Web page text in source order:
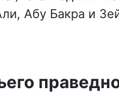
Абу Бакра и